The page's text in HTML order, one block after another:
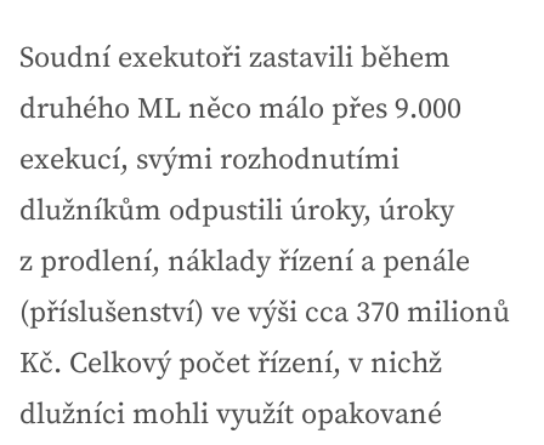
Soudní exekutoři zastavili během
druhého ML něco málo přes 9.000
exekucí, svými rozhodnutími
dlužníkům odpustili úroky, úroky
z prodlení, náklady řízení a penále
(příslušenství) ve výši cca 370 milionů
Kč. Celkový počet řízení, v nichž
dlužníci mohli využít opakované